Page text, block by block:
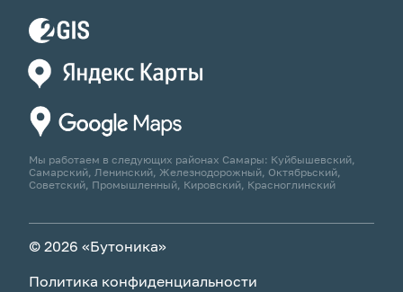
Мы работаем в следующих районах Самары: Куйбышевский,
Самарский, Ленинский, Железнодорожный, Октябрьский,
Советский, Промышленный, Кировский, Красноглинский
© 2026 «Бутоника»
Политика конфиденциальности